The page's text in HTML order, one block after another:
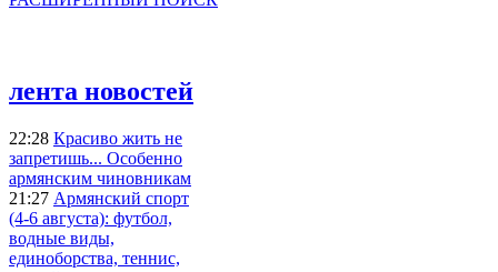
лента новостей
22:28 Красиво жить не
запретишь... Особенно
армянским чиновникам
21:27 Армянский спорт
(4-6 августа): футбол,
водные виды,
единоборства, теннис,